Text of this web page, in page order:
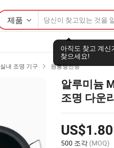
제품
아직도 찾고 계신
찾으세요!
실내 조명 기구  원통형전등
알루미늄
조명 다운
US$1.80
500 조각 (MOQ)